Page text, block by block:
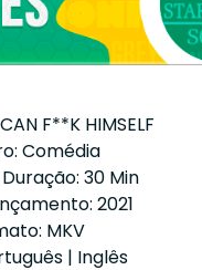
F**K HIMSELF
Comédia
30 Min
2021
MKV
| Inglês